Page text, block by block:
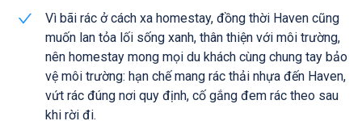
Vì bãi rác ở cách xa homestay, đồng thời Haven cũng
muốn lan tỏa lối sống xanh, thân thiện với môi trường,
nên homestay mong mọi du khách cùng chung tay bảo
vệ môi trường: hạn chế mang rác thải nhựa đến Haven,
vứt rác đúng nơi quy định, cố gắng đem rác theo sau
khi rời đi.